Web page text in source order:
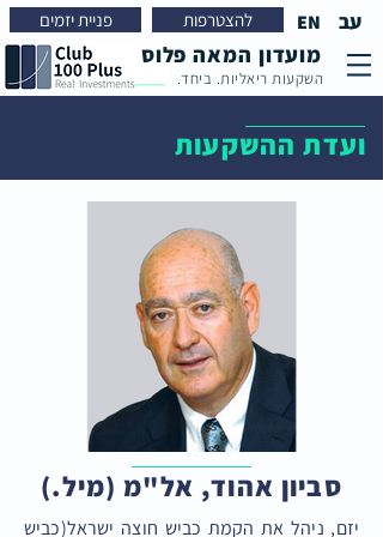
עב EN להצטרפות פניית יזמים
מועדון המאה פלוס
השקעות ריאליות. ביחד.
ועדת ההשקעות
סביון אהוד, אל"מ (מיל.)
יזם, ניהל את הקמת כביש חוצה ישראל(כביש